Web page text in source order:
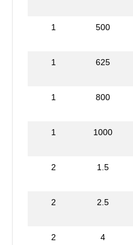
1 500
1 625
1 800
1 1000
2 1.5
2 2.5
2 4